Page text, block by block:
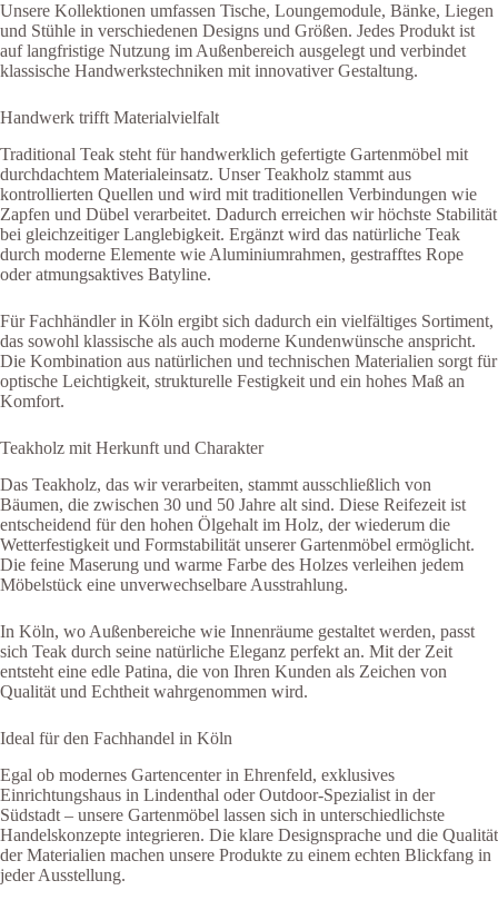
Unsere Kollektionen umfassen Tische, Loungemodule, Bänke, Liegen
und Stühle in verschiedenen Designs und Größen. Jedes Produkt ist
auf langfristige Nutzung im Außenbereich ausgelegt und verbindet
klassische Handwerkstechniken mit innovativer Gestaltung.
Handwerk trifft Materialvielfalt
Traditional Teak steht für handwerklich gefertigte Gartenmöbel mit
durchdachtem Materialeinsatz. Unser Teakholz stammt aus
kontrollierten Quellen und wird mit traditionellen Verbindungen wie
Zapfen und Dübel verarbeitet. Dadurch erreichen wir höchste Stabilität
bei gleichzeitiger Langlebigkeit. Ergänzt wird das natürliche Teak
durch moderne Elemente wie Aluminiumrahmen, gestrafftes Rope
oder atmungsaktives Batyline.
Für Fachhändler in Köln ergibt sich dadurch ein vielfältiges Sortiment,
das sowohl klassische als auch moderne Kundenwünsche anspricht.
Die Kombination aus natürlichen und technischen Materialien sorgt für
optische Leichtigkeit, strukturelle Festigkeit und ein hohes Maß an
Komfort.
Teakholz mit Herkunft und Charakter
Das Teakholz, das wir verarbeiten, stammt ausschließlich von
Bäumen, die zwischen 30 und 50 Jahre alt sind. Diese Reifezeit ist
entscheidend für den hohen Ölgehalt im Holz, der wiederum die
Wetterfestigkeit und Formstabilität unserer Gartenmöbel ermöglicht.
Die feine Maserung und warme Farbe des Holzes verleihen jedem
Möbelstück eine unverwechselbare Ausstrahlung.
In Köln, wo Außenbereiche wie Innenräume gestaltet werden, passt
sich Teak durch seine natürliche Eleganz perfekt an. Mit der Zeit
entsteht eine edle Patina, die von Ihren Kunden als Zeichen von
Qualität und Echtheit wahrgenommen wird.
Ideal für den Fachhandel in Köln
Egal ob modernes Gartencenter in Ehrenfeld, exklusives
Einrichtungshaus in Lindenthal oder Outdoor-Spezialist in der
Südstadt – unsere Gartenmöbel lassen sich in unterschiedlichste
Handelskonzepte integrieren. Die klare Designsprache und die Qualität
der Materialien machen unsere Produkte zu einem echten Blickfang in
jeder Ausstellung.